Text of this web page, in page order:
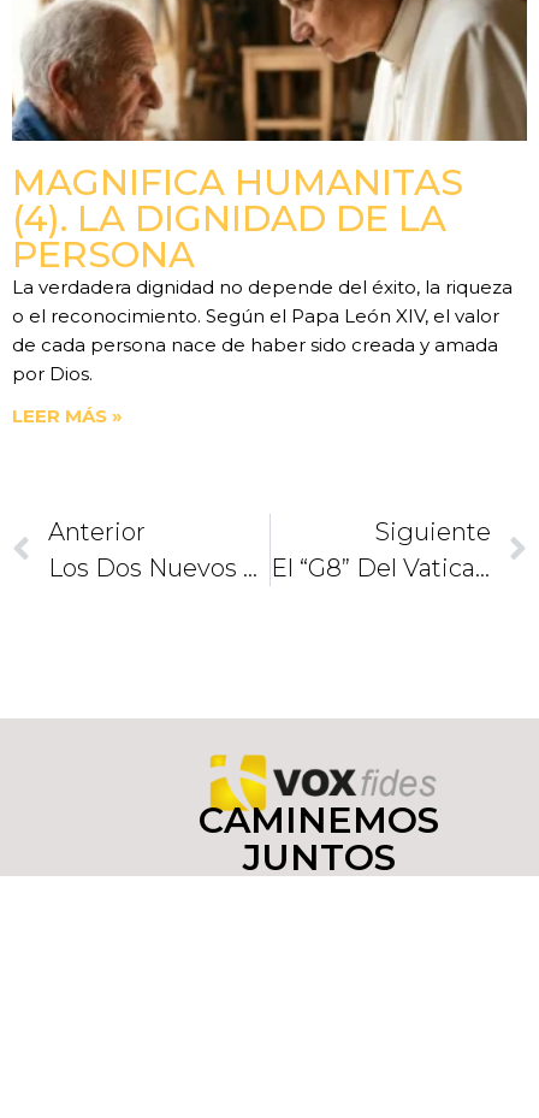
MAGNIFICA HUMANITAS
(4). LA DIGNIDAD DE LA
PERSONA
La verdadera dignidad no depende del éxito, la riqueza
o el reconocimiento. Según el Papa León XIV, el valor
de cada persona nace de haber sido creada y amada
por Dios.
LEER MÁS »
Anterior
Los Dos Nuevos Cardenales Europeos
Siguiente
El “G8” Del Vaticano. El Gran Amigo De Francisco
CAMINEMOS
JUNTOS